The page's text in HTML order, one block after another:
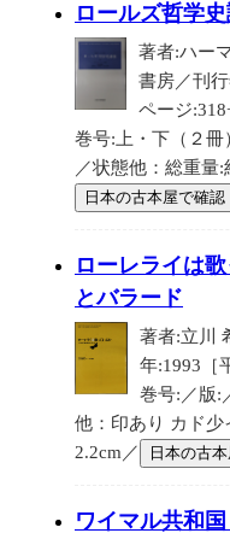
ロールズ哲学
著者:ハー
書房／刊
ページ
巻号:上・下（２冊
／状態他：総重量:
日本の古本屋で確認
ローレライは
とバラード
著者:立川
年:1993［
巻号:／版:
他：印あり カド少
2.2cm／
日本の古
ワイマル共和